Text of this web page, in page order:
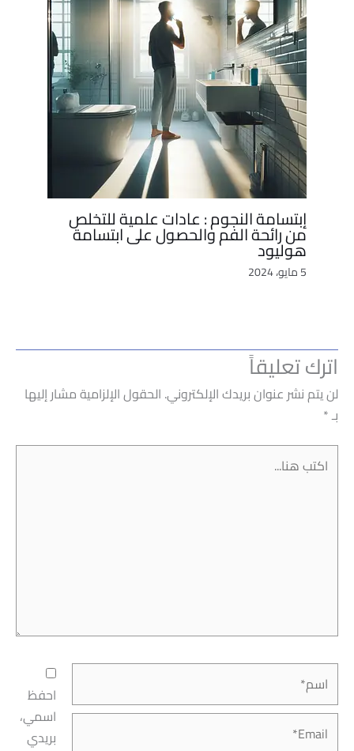
إبتسامة النجوم : عادات علمية للتخلص
من رائحة الفم والحصول على ابتسامة
هوليود
5 مايو، 2024
اترك تعليقاً
لن يتم نشر عنوان بريدك الإلكتروني. الحقول الإلزامية مشار إليها
بـ*
اكتب
هنا...
اسم*
Email*
احفظ
اسمي،
بريدي